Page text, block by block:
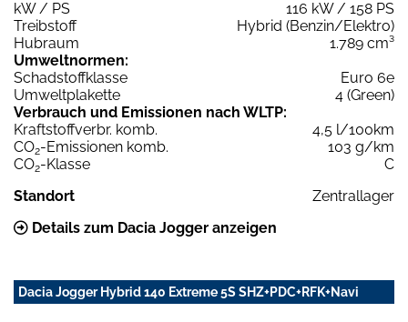
kW / PS
116 kW / 158 PS
Treibstoff
Hybrid (Benzin/Elektro)
Hubraum
1.789 cm³
Umweltnormen:
Schadstoffklasse
Euro 6e
Umweltplakette
4 (Green)
Verbrauch und Emissionen nach WLTP:
Kraftstoffverbr. komb.
4,5 l/100km
CO2-Emissionen komb.
103 g/km
CO2-Klasse
C
Standort
Zentrallager
Details zum Dacia Jogger anzeigen
Dacia Jogger Hybrid 140 Extreme 5S SHZ+PDC+RFK+Navi